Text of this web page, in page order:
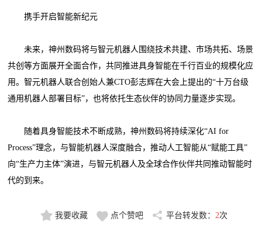
携手开启智能新纪元
未来，神州数码将与智元机器人围绕技术共建、市场共拓、场景
共创等方面展开全面合作，共同推进具身智能在千行百业的规模化应
用。智元机器人联合创始人兼CTO彭志辉在大会上提出的“十万台级
通用机器人部署目标”，也将依托生态伙伴的协同力量逐步实现。
随着具身智能技术不断成熟，神州数码将持续深化“AI for
Process”理念，与智能机器人深度融合，推动人工智能从“赋能工具”
向“生产力主体”演进，与智元机器人及全球合作伙伴共同推动智能时
代的到来。
我要收藏 点个赞吧 平台转发数： 2次